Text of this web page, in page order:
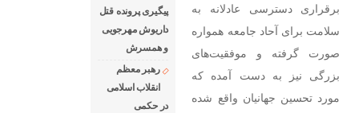
برقراری دسترسی عادلانه به
سلامت برای آحاد جامعه همواره
صورت گرفته و موفقیت‌های
بزرگی نیز به دست آمده که
مورد تحسین جهانیان واقع شده
پیگیری پرونده قتل
داریوش مهرجویی
و همسرش
رهبر معظم
انقلاب اسلامی
در حکمی